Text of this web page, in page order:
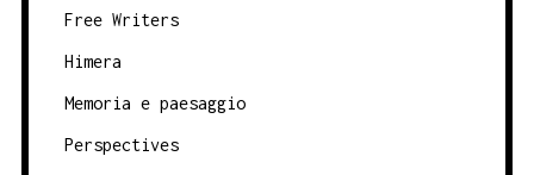
Free Writers
Himera
Memoria e paesaggio
Perspectives